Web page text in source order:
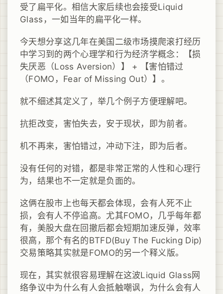
受了扁平化。相信大家后续也会接受Liquid
Glass，一如当年的扁平化一样。
今天想分享这几年在美国二级市场摸爬滚打经历
中学习到的两个心理学和行为经济学概念：【损
失厌恶（Loss Aversion）】 + 【害怕错过
（FOMO，Fear of Missing Out）】。
就不细述其定义了，举几个例子方便理解吧。
抗拒改变，害怕失去，安于现状，即为前者。
机不再来，害怕错过，冲动下注，即为后者。
没有任何的对错，都是非常正常的人性和心理行
为，结果也不一定就是负面的。
这俩在股市上也每天都会体现，会有人死不止
损，会有人不停追高。尤其FOMO，几乎每年都
有，美股大盘在回撤后都会短期加速反弹，效率
很高，那个有名的BTFD(Buy The Fucking Dip)
交易策略其实就是FOMO的另一个释义版。
现在，其实就很容易理解在这波Liquid Glass网
络争议中为什么有人会抵触嘲讽，为什么会有人